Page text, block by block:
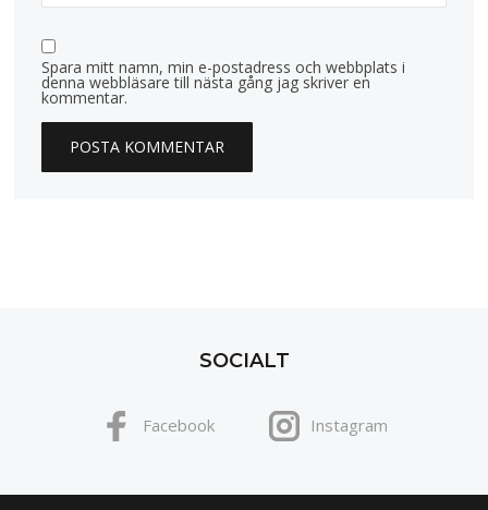
Spara mitt namn, min e-postadress och webbplats i
denna webbläsare till nästa gång jag skriver en
kommentar.
SOCIALT
Facebook Instagram